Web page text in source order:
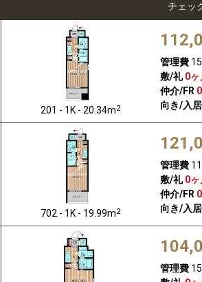
チェッ
201 - 1K - 20.34m2
管理費
敷/礼 0ヶ
仲介/FR
向き/入居
702 - 1K - 19.99m2
管理費
敷/礼 0ヶ
仲介/FR
向き/入居
管理費